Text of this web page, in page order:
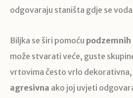
odgovaraju staništa gdje se
Biljka se širi pomoću podzemnih
može stvarati veće, guste
vrtovima često vrlo dekorativna,
agresivna ako joj uvjeti